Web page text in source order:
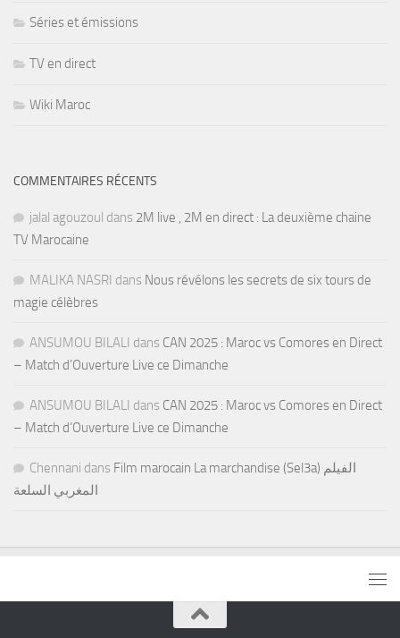
Séries et émissions
TV en direct
Wiki Maroc
COMMENTAIRES RÉCENTS
jalal agouzoul dans 2M live , 2M en direct : La deuxième chaine
TV Marocaine
MALIKA NASRI dans Nous révélons les secrets de six tours de
magie célèbres
ANSUMOU BILALI dans CAN 2025 : Maroc vs Comores en Direct
– Match d’Ouverture Live ce Dimanche
ANSUMOU BILALI dans CAN 2025 : Maroc vs Comores en Direct
– Match d’Ouverture Live ce Dimanche
Chennani dans Film marocain La marchandise (Sel3a) الفيلم
المغربي السلعة